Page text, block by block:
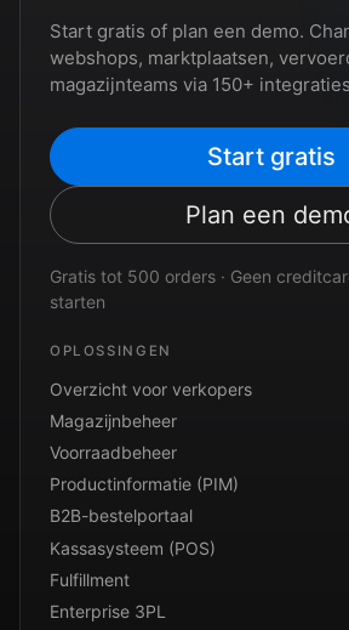
Start gratis of plan een demo.
webshops, marktplaatsen,
magazijnteams via 150+
Start gratis
Plan een
Gratis tot 500 orders · Geen
starten
OPLOSSINGEN
Overzicht voor verkopers
Magazijnbeheer
Voorraadbeheer
Productinformatie (PIM)
B2B-bestelportaal
Kassasysteem (POS)
Fulfillment
Enterprise 3PL